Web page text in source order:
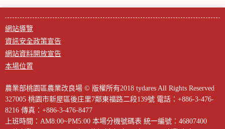
網站導覽
資訊安全政策宣告
網站資料開放宣告
本場位置
農業部桃園區農業改良場 © 版權所有2018 tydares All Rights Reserved
327005 桃園市新屋區後庄里7鄰東福路二段139號 電話：+886-3-476-
8216 傳真：+886-3-476-8477
上班時間：AM8:00~PM5:00 本場分機號碼表 統一編號：46807400